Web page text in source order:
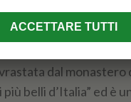
un bar o gelateria. Gli
importanti
con diverse
dal monastero
più belli d’Italia” ed è